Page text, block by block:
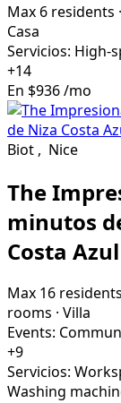
Max 6 residents ·
Casa
Servicios: High-
+14
En $936/mo
Biot , Nice
The
minutos
Costa Azul
Max 16 residents
rooms · Villa
Events:
+9
Servicios:
Washing